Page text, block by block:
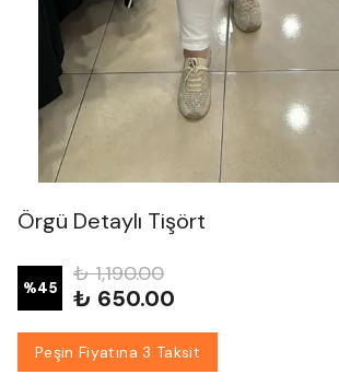
Örgü Detaylı Tişört
%45
₺ 1,190.00
₺ 650.00
Peşin Fiyatına 3 Taksit